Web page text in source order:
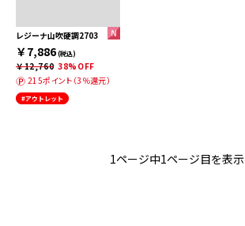
レジーナ山吹硬調2703
￥7,886(税込)
￥12,760 38%OFF
215ポイント（3％還元）
#アウトレット
1ページ中1ページ目を表示